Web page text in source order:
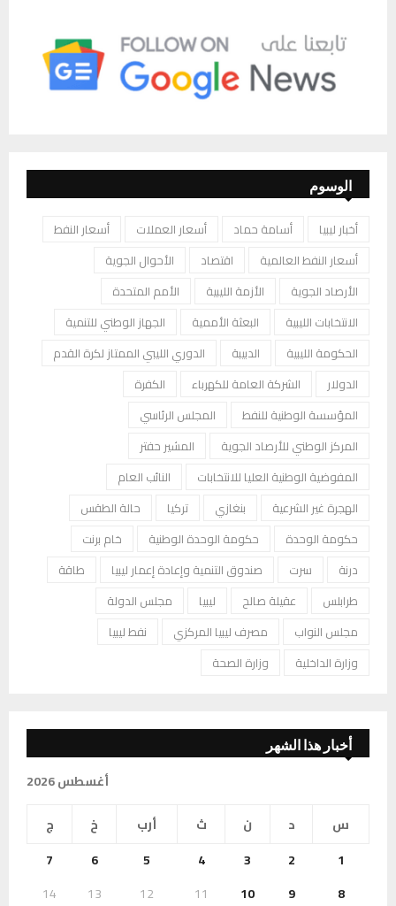
الوسوم
أخبار ليبيا أسامة حماد أسعار العملات
أسعار النفط
أسعار النفط العالمية
اقتصاد
الأحوال الجوية
الأرصاد الجوية
الأزمة الليبية
الأمم المتحدة
الانتخابات الليبية
البعثة الأممية
الجهاز الوطني للتنمية
الحكومة الليبية
الدبيبة
الدوري الليبي الممتاز لكرة القدم
الدولار
الشركة العامة للكهرباء
الكفرة
المؤسسة الوطنية للنفط
المجلس الرئاسي
المركز الوطني للأرصاد الجوية
المشير حفتر
المفوضية الوطنية العليا للانتخابات
النائب العام
الهجرة غير الشرعية
بنغازي تركيا
حالة الطقس
حكومة الوحدة
حكومة الوحدة الوطنية
خام برنت
درنة
سرت صندوق التنمية وإعادة إعمار ليبيا
طاقة
طرابلس
عقيلة صالح ليبيا
مجلس الدولة
مجلس النواب
مصرف ليبيا المركزي
نفط ليبيا
وزارة الداخلية
وزارة الصحة
أخبار هذا الشهر
أغسطس 2026
س
د ن ث أرب خ
ج
1
2
3
4
5
6
7
8
9
10
11
12
13
14